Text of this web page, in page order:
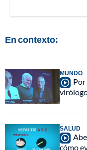
En contexto:
MUNDO
SALUD
cómo